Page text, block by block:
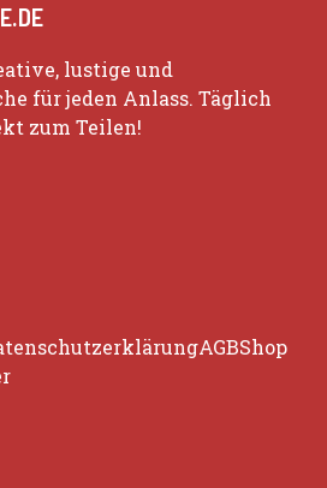
lustige und
für jeden Anlass. Täglich
zum Teilen!
AGBShop